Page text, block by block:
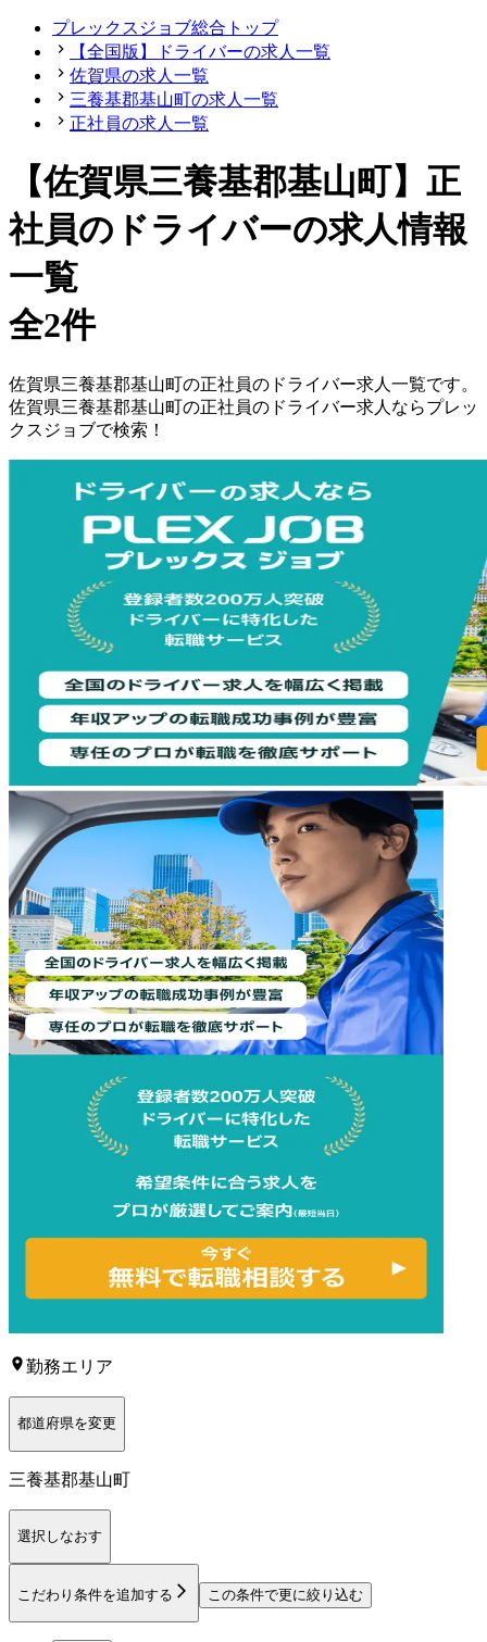
プレックスジョブ総合トップ
【全国版】ドライバーの求人一覧
佐賀県の求人一覧
三養基郡基山町の求人一覧
正社員の求人一覧
【佐賀県三養基郡基山町】正
社員のドライバーの求人情報
一覧
全2件
佐賀県三養基郡基山町の正社員の ドライバー求人一覧です。
佐賀県三養基郡基山町の正社員の ドライバー求人ならプレッ
クスジョブで検索！
勤務エリア
都道府県を変更
三養基郡基山町
選択しなおす
こだわり条件を追加する この条件で更に絞り込む